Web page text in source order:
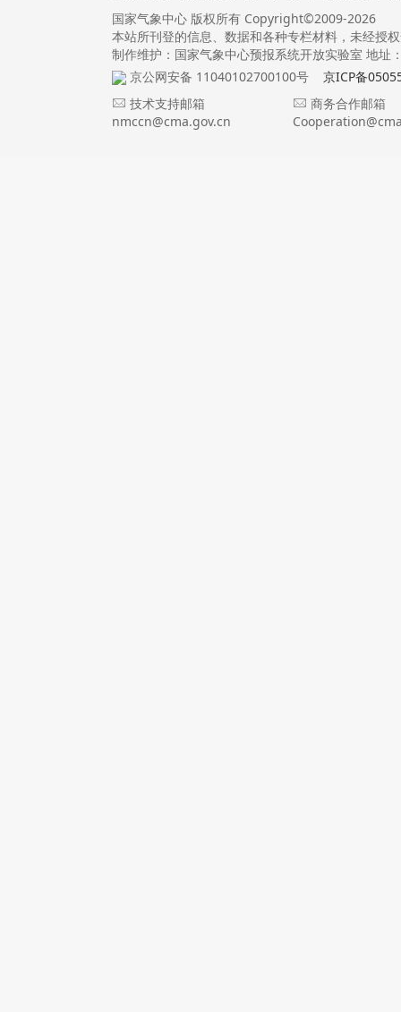
国家气象中心 版权所有 Copyright©2009-2026
本站所刊登的信息、数据和各种专栏材料，未经授
制作维护：国家气象中心预报系统开放实验室 地址
京公网安备 11040102700100号
京ICP备
技术支持邮箱
nmccn@cma.gov.cn
商务合作邮箱